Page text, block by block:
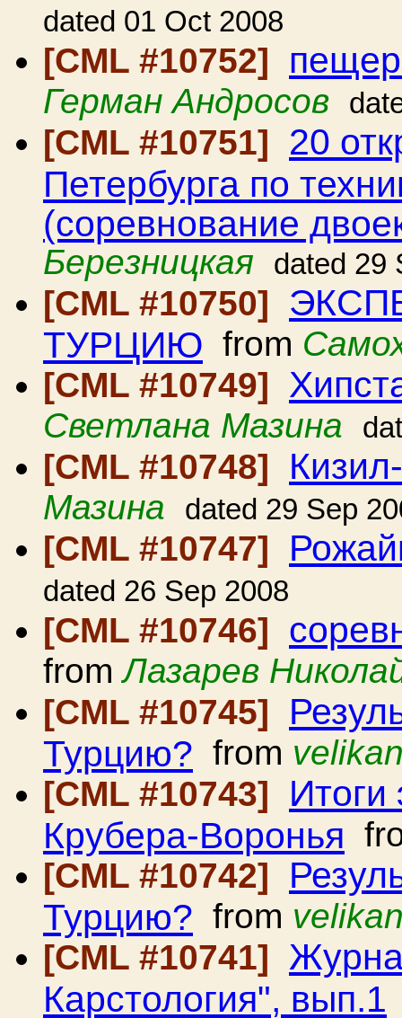
dated 01 Oct 2008
[CML #10752]
Герман Андросов
[CML #10751] 20
Петербурга по
(соревнование
Березницкая
dated 29
[CML #10750]
ТУРЦИЮ from
[CML #10749]
Светлана Мазина
[CML #10748]
Мазина dated 29 Sep
[CML #10747]
dated 26 Sep 2008
[CML #10746]
fromЛазарев
[CML #10745]
Турцию? from
[CML #10743]
Крубера-Воронья
[CML #10742]
Турцию? from
[CML #10741]
Карстология", вып.1